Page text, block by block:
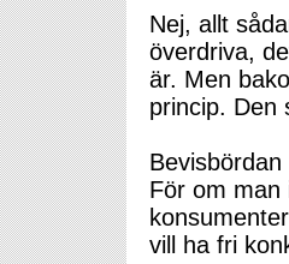
Nej, allt
överdriva,
är. Men
princip. Den
För om man
vill ha fri